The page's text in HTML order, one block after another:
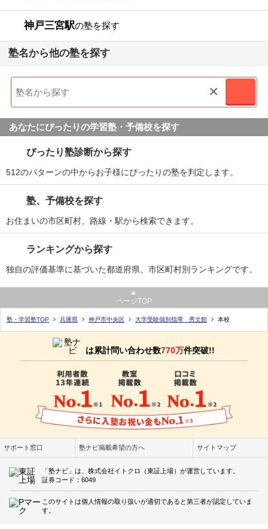
神戸三宮駅の塾を探す
塾名から他の塾を探す
×
あなたにぴったりの学習塾・予備校を探す
ぴったり塾診断から探す
512のパターンの中からお子様にぴったりの塾を判定します。
塾、予備校を探す
お住まいの市区町村、路線・駅から検索できます。
ランキングから探す
独自の評価基準に基づいた都道府県、市区町村別ランキングです。
ページTOP
塾・学習塾TOP 兵庫県 神戸市中央区 大学受験個別指導 秀文館 本校
は累計問い合わせ数770万件突破!!
サポート窓口 塾ナビ掲載希望の方へ サイトマップ
「塾ナビ」は、株式会社イトクロ（東証上場）が運営しています。
証券コード：6049
このサイトは個人情報の取り扱いが適切であると第三者が認定していま
す。